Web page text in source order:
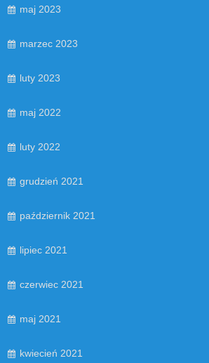
maj 2023
marzec 2023
luty 2023
maj 2022
luty 2022
grudzień 2021
październik 2021
lipiec 2021
czerwiec 2021
maj 2021
kwiecień 2021